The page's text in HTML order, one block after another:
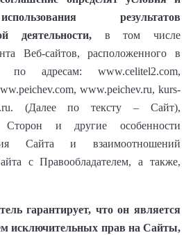
результатов
деятельности,в том числе
Веб-сайтов, расположенного в
по адресам: www.celitel2.com,
www.peichev.ru, kurs-
(Далее по тексту – Сайт),
Сторон и другие особенности
Сайта и взаимоотношений
с Правообладателем, а также,
гарантирует, что он является
исключительных прав на Сайты,